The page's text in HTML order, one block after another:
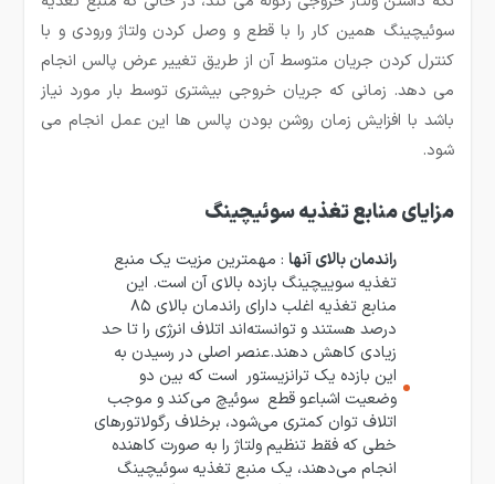
سوئیچینگ همین کار را با قطع و وصل کردن ولتاژ ورودی و با
کنترل کردن جریان متوسط آن از طریق تغییر عرض پالس انجام
می دهد. زمانی که جریان خروجی بیشتری توسط بار مورد نیاز
باشد با افزایش زمان روشن بودن پالس ها این عمل انجام می
شود.
مزایای منابع تغذیه سوئیچینگ
راندمان بالای آنها : مهمترین مزیت یک منبع
تغذیه سوییچینگ بازده بالای آن است. این
منابع تغذیه اغلب دارای راندمان بالای ۸۵
درصد هستند و توانسته‌اند اتلاف انرژی را تا حد
زیادی کاهش دهند.عنصر اصلی در رسیدن به
این بازده یک ترانزیستور است که بین دو
وضعیت اشباعو قطع سوئیچ می‌کند و موجب
اتلاف توان کمتری می‌شود، برخلاف رگولاتورهای
خطی که فقط تنظیم ولتاژ را به صورت کاهنده
انجام می‌دهند، یک منبع تغذیه سوئیچینگ